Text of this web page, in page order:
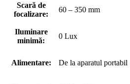
Scară de
focalizare:
60 – 350 mm
Iluminare
minimă:
0 Lux
Alimentare: De la aparatul portabil